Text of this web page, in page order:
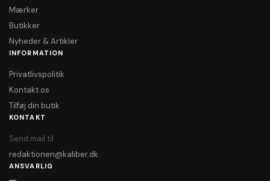
Mærker
Butikker
Nyheder & Artikler
INFORMATION
Privatlivspolitik
Kontakt os
Tilføj din butik
KONTAKT
Send mail til
redaktionen@kaliber.dk
ANSVARLIG